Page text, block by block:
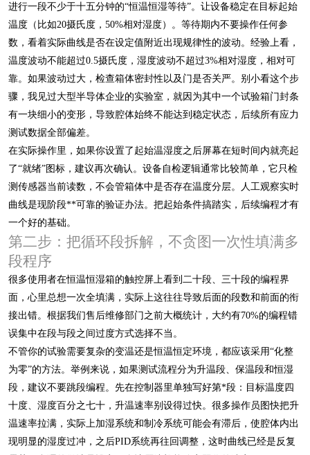
进行一段不少于十五分钟的“恒温恒湿等待”。让设备稳定在目标起始
温度（比如20摄氏度，50%相对湿度）。等待期内不要操作任何参
数，看着实际曲线是否在设定值附近出现规律性的波动。经验上看，
温度波动不能超过0.5摄氏度，湿度波动不超过3%相对湿度，相对可
靠。如果波动过大，检查箱体密封性以及门是否关严。别小看这个步
骤，我见过大型半导体企业的实验室，就因为其中一个试验箱门封条
有一块细小的变形，导致腔体始终不能达到稳定状态，后续所有应力
测试数据全部偏差。
在实际操作里，如果你设置了起始温湿度之后屏幕在短时间内就亮起
了“就绪”图标，建议再次确认。设备自检逻辑通常比较简单，它只检
测传感器当前读数，不会管箱体中是否存在温度分层。人工观察实时
曲线是现阶段**可靠的验证办法。把起始条件搞踏实，后续编程才有
一个好的基础。
第二步：把循环段拆解，不贪图一次性填满多
段程序
很多使用者在恒温恒湿箱的触控屏上看到二十段、三十段的编程界
面，心里总想一次全填满，实际上这往往导致后面的段数和前面的衔
接出错。根据我们售后维修部门之前大概统计，大约有70%的编程错
误集中在段与段之间过度方式选择不当。
不管你的试验需要复杂的变温还是恒温恒定环境，都应该采用“化整
为零”的方法。举例来说，如果测试流程分为升温段、保温段和恒湿
段，建议不要跳段编程。先在控制器里单独写好第*段：目标温度四
十度、湿度百分之七十，升温速率别设得过快。很多操作员图快把升
温速率拉满，实际上加湿系统和制冷系统可能会有滞后，使腔体内出
现明显的湿度过冲，之后PID系统再往回调整，这时曲线已经是反复